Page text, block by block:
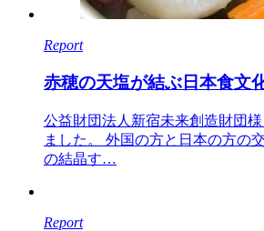
Report
赤穂の天塩が結ぶ日本食文
公益財団法人新宿未来創造財団
ました。 外国の方と日本の方の
の結晶す…
Report